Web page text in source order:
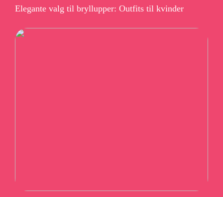
Elegante valg til bryllupper: Outfits til kvinder